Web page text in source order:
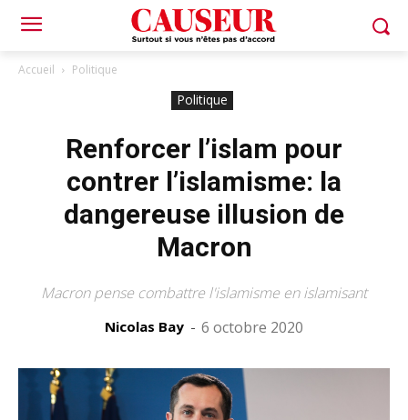
Accueil Politique
Politique
Renforcer l’islam pour
contrer l’islamisme: la
dangereuse illusion de
Macron
Macron pense combattre l'islamisme en islamisant
Nicolas Bay - 6 octobre 2020